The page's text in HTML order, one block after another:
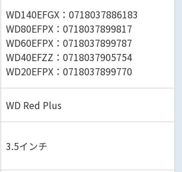
WD140EFGX：0718037886183
WD80EFPX：0718037899817
WD60EFPX：0718037899787
WD40EFZZ：0718037905754
WD20EFPX：0718037899770
WD Red Plus
3.5インチ